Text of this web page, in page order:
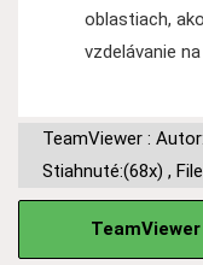
oblastiach,
vzdelávanie
TeamViewer : Autor:
Stiahnuté:(68x) ,